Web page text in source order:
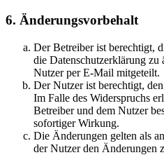
6. Änderungsvorbehalt
Der Betreiber ist berechtigt,
die Datenschutzerklärung
Nutzer per E-Mail mitgeteilt.
Der Nutzer ist berechtigt,
Im Falle des Widerspruchs
Betreiber und dem Nutzer
sofortiger Wirkung.
Die Änderungen gelten als
der Nutzer den Änderungen